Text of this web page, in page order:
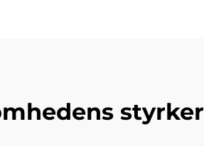
styrker